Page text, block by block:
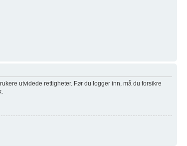
utvidede rettigheter. Før du logger inn, må du forsikre